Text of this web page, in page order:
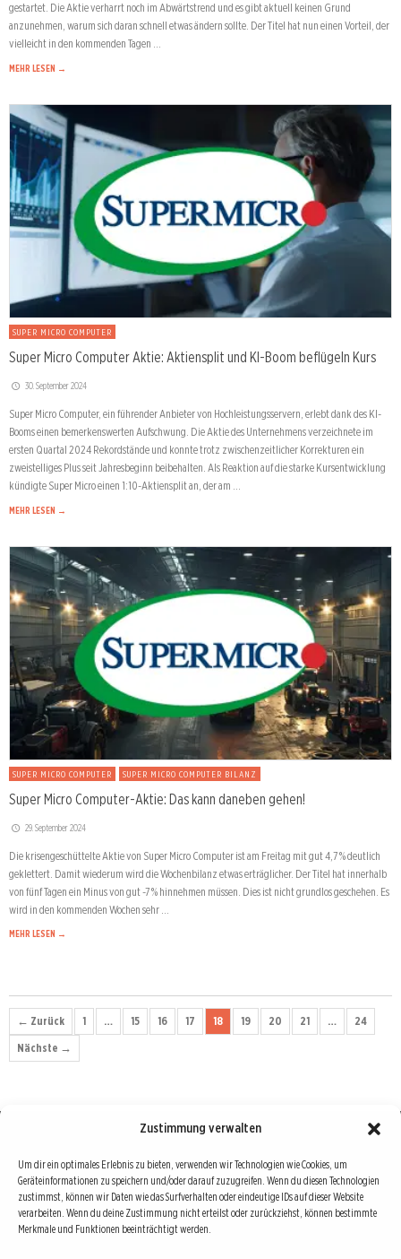
Zustimmung verwalten
Um dir ein optimales Erlebnis zu bieten, verwenden wir Technologien wie Cookies, um
Geräteinformationen zu speichern und/oder darauf zuzugreifen. Wenn du diesen Technologien
zustimmst, können wir Daten wie das Surfverhalten oder eindeutige IDs auf dieser Website
verarbeiten. Wenn du deine Zustimmung nicht erteilst oder zurückziehst, können bestimmte
Merkmale und Funktionen beeinträchtigt werden.
gestartet. Die Aktie verharrt noch im Abwärtstrend und es gibt aktuell keinen Grund
anzunehmen, warum sich daran schnell etwas ändern sollte. Der Titel hat nun einen Vorteil, der
vielleicht in den kommenden Tagen …
MEHR LESEN →
SUPER MICRO COMPUTER
Super Micro Computer Aktie: Aktiensplit und KI-Boom beflügeln Kurs
30. September 2024
Super Micro Computer, ein führender Anbieter von Hochleistungsservern, erlebt dank des KI-
Booms einen bemerkenswerten Aufschwung. Die Aktie des Unternehmens verzeichnete im
ersten Quartal 2024 Rekordstände und konnte trotz zwischenzeitlicher Korrekturen ein
zweistelliges Plus seit Jahresbeginn beibehalten. Als Reaktion auf die starke Kursentwicklung
kündigte Super Micro einen 1:10-Aktiensplit an, der am …
MEHR LESEN →
SUPER MICRO COMPUTER SUPER MICRO COMPUTER BILANZ
Super Micro Computer-Aktie: Das kann daneben gehen!
29. September 2024
Die krisengeschüttelte Aktie von Super Micro Computer ist am Freitag mit gut 4,7 % deutlich
geklettert. Damit wiederum wird die Wochenbilanz etwas erträglicher. Der Titel hat innerhalb
von fünf Tagen ein Minus von gut -7 % hinnehmen müssen. Dies ist nicht grundlos geschehen. Es
wird in den kommenden Wochen sehr …
MEHR LESEN →
← Zurück 1 … 15 16 17 18 19 20 21 …
24
Nächste →
Börse : lokal, international, global
Erfolgreiche Börsengeschäfte bedingen vor allem drei Dinge: Verlässliche Informationen,
richtige Interpretationen und unabhängige Informationsquellen. Diese drei Bausteine sind
auch die redaktionelle Leitlinie von Börse Global.